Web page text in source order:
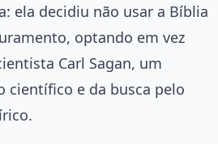
ela decidiu não usar a Bíblia
optando em vez
Carl Sagan, um
científico e da busca pelo